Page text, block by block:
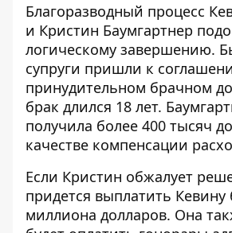
Благоразводный процесс
и Кристин Баумгартнер
логическому завершению.
супруги пришли к
принудительном брачном
брак длился 18 лет.
получила более 400 тысяч
качестве компенсации
Если Кристин обжалует
придется выплатить Кевину
миллиона долларов. Она